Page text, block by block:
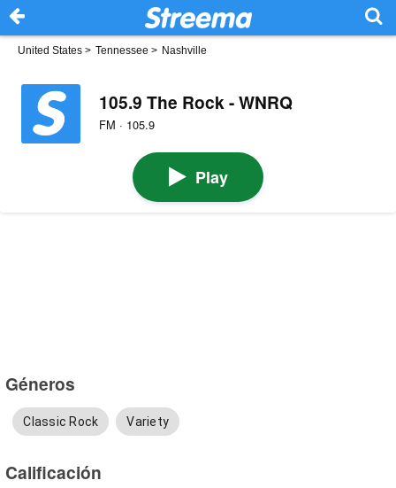
United States > Tennessee > Nashville
105.9 The Rock - WNRQ
FM · 105.9
Play
Géneros
Classic Rock Variety
Calificación